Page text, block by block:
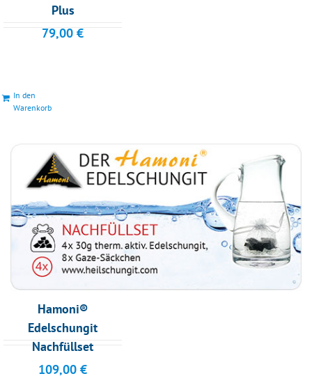
Plus
79,00 €
In den
Warenkorb
Hamoni®
Edelschungit
Nachfüllset
109,00 €